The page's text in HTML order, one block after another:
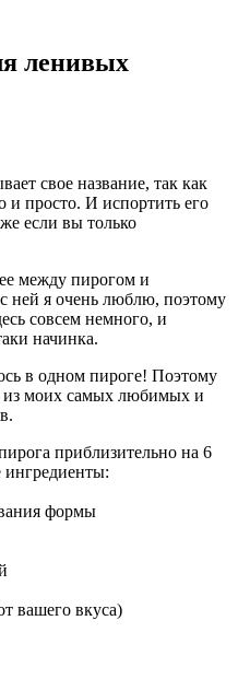
ленивых
свое название, так как
и просто. И испортить его
если вы только
между пирогом и
ней я очень люблю, поэтому
совсем немного, и
начинка.
в одном пироге! Поэтому
из моих самых любимых и
приблизительно на 6
формы
вашего вкуса)